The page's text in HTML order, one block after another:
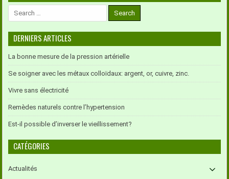
DERNIERS ARTICLES
La bonne mesure de la pression artérielle
Se soigner avec les métaux colloïdaux: argent, or, cuivre, zinc.
Vivre sans électricité
Remèdes naturels contre l’hypertension
Est-il possible d’inverser le vieillissement?
CATÉGORIES
Actualités